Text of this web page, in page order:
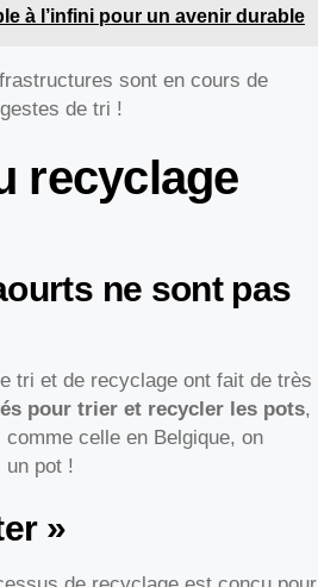
à l’infini pour un avenir durable
sont en cours de
de tri !
recyclage
ne sont pas
tri et de recyclage ont fait de très
pour trier et recycler les pots,
celle en Belgique, on
pot !
»